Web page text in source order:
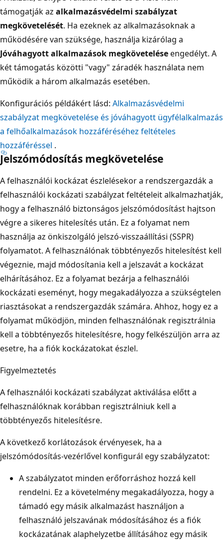
támogatják az alkalmazásvédelmi szabályzat
megkövetelését. Ha ezeknek az alkalmazásoknak a
működésére van szüksége, használja kizárólag a
Jóváhagyott alkalmazások megköveteléseengedélyt. A
két támogatás közötti "vagy" záradék használata nem
működik a három alkalmazás esetében.
Konfigurációs példákért lásd: Alkalmazásvédelmi
szabályzat megkövetelése és jóváhagyott ügyfélalkalmazás
a felhőalkalmazások hozzáféréséhez feltételes
hozzáféréssel .
Jelszómódosítás megkövetelése
A felhasználói kockázat észlelésekor a rendszergazdák a
felhasználói kockázati szabályzat feltételeit alkalmazhatják,
hogy a felhasználó biztonságos jelszómódosítást hajtson
végre a sikeres hitelesítés után. Ez a folyamat nem
használja az önkiszolgáló jelszó-visszaállítási (SSPR)
folyamatot. A felhasználónak többtényezős hitelesítést kell
végeznie, majd módosítania kell a jelszavát a kockázat
elhárításához. Ez a folyamat bezárja a felhasználói
kockázati eseményt, hogy megakadályozza a szükségtelen
riasztásokat a rendszergazdák számára. Ahhoz, hogy ez a
folyamat működjön, minden felhasználónak regisztrálnia
kell a többtényezős hitelesítésre, hogy felkészüljön arra az
esetre, ha a fiók kockázatokat észlel.
Figyelmeztetés
A felhasználói kockázati szabályzat aktiválása előtt a
felhasználóknak korábban regisztrálniuk kell a
többtényezős hitelesítésre.
A következő korlátozások érvényesek, ha a
jelszómódosítás-vezérlővel konfigurál egy szabályzatot:
A szabályzatot minden erőforráshoz hozzá kell
rendelni. Ez a követelmény megakadályozza, hogy a
támadó egy másik alkalmazást használjon a
felhasználó jelszavának módosításához és a fiók
kockázatának alaphelyzetbe állításához egy másik